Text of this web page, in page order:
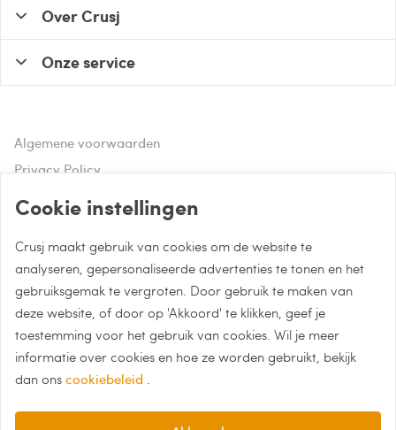
Hulp of advies nodig?
Bel naar 085 - 0043 015
Whatsapp met Crusj
info@crusj.com
Over Crusj
Onze service
Algemene voorwaarden
Privacy Policy
Cookie instellingen
Crusj maakt gebruik van cookies om de website te
analyseren, gepersonaliseerde advertenties te tonen en het
gebruiksgemak te vergroten. Door gebruik te maken van
deze website, of door op 'Akkoord' te klikken, geef je
toestemming voor het gebruik van cookies. Wil je meer
informatie over cookies en hoe ze worden gebruikt, bekijk
dan ons cookiebeleid .